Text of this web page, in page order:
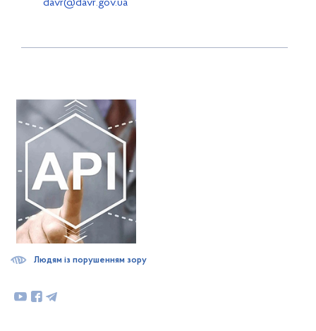
davr@davr.gov.ua
Людям із порушенням зору